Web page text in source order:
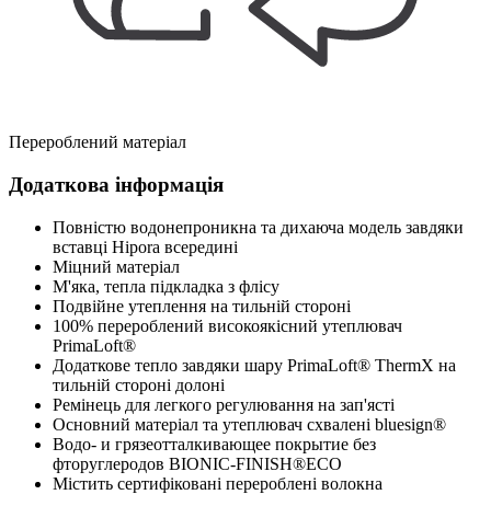
Перероблений матеріал
Додаткова інформація
Повністю водонепроникна та дихаюча модель завдяки
вставці Hipora всередині
Міцний матеріал
М'яка, тепла підкладка з флісу
Подвійне утеплення на тильній стороні
100% перероблений високоякісний утеплювач
PrimaLoft®
Додаткове тепло завдяки шару PrimaLoft® ThermX на
тильній стороні долоні
Ремінець для легкого регулювання на зап'ясті
Основний матеріал та утеплювач схвалені bluesign®
Водо- и грязеотталкивающее покрытие без
фторуглеродов BIONIC-FINISH®ECO
Містить сертифіковані перероблені волокна